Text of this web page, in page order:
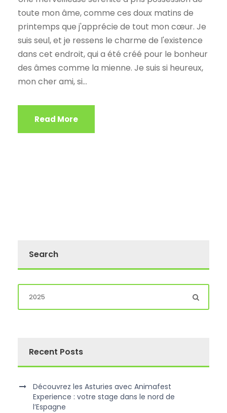
toute mon âme, comme ces doux matins de
printemps que j'apprécie de tout mon cœur. Je
suis seul, et je ressens le charme de l'existence
dans cet endroit, qui a été créé pour le bonheur
des âmes comme la mienne. Je suis si heureux,
mon cher ami, si...
Read More
Search
Recent Posts
Découvrez les Asturies avec Animafest
Experience : votre stage dans le nord de
l’Espagne